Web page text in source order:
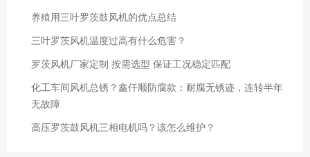
养殖用三叶罗茨鼓风机的优点总结
三叶罗茨风机温度过高有什么危害？
罗茨风机厂家定制 按需选型 保证工况稳定匹配
化工车间风机总锈？鑫仟顺防腐款：耐腐无锈迹，连转半年
无故障
高压罗茨鼓风机三相电机吗？该怎么维护？